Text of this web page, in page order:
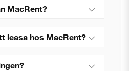
MacRent?
leasa hos MacRent?